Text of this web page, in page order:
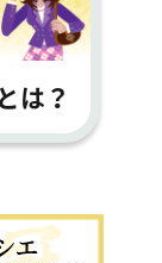
は？